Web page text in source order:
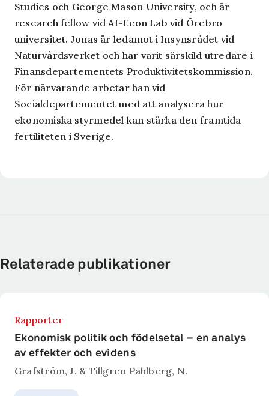
Studies och George Mason University, och är
research fellow vid AI-Econ Lab vid Örebro
universitet. Jonas är ledamot i Insynsrådet vid
Naturvårdsverket och har varit särskild utredare i
Finansdepartementets Produktivitetskommission.
För närvarande arbetar han vid
Socialdepartementet med att analysera hur
ekonomiska styrmedel kan stärka den framtida
fertiliteten i Sverige.
Relaterade publikationer
Rapporter
Ekonomisk politik och födelsetal – en analys
av effekter och evidens
Grafström, J. & Tillgren Pahlberg, N.